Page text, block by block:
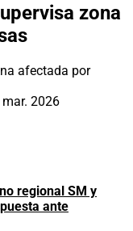
zona
2026
regional SM y
ante